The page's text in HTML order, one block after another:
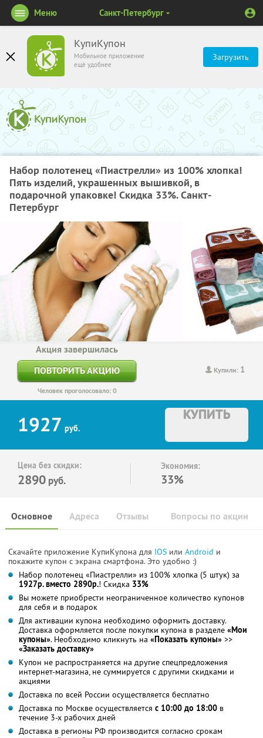
КупиКупон
Мобильное приложение
ещё удобнее
Загрузить
Меню Санкт-Петербург
Набор полотенец «Пиастрелли» из 100% хлопка!
Пять изделий, украшенных вышивкой, в
подарочной упаковке! Скидка 33%. Санкт-
Петербург
Купили: 1
Акция завершилась
ПОВТОРИТЬ АКЦИЮ
Человек проголосовало: 0
1927 руб.
КУПИТЬ
Цена без скидки:
2890 руб.
Экономия:
33%
Основное Отзывы Вопросы по акции
Адреса
Скачайте приложение КупиКупона для IOS или Android и
покажите купон с экрана смартфона. Это удобно :)
Набор полотенец «Пиастрелли» из 100% хлопка (5 штук) за
1927р. вместо 2890р.! Скидка 33%
Вы можете приобрести неограниченное количество купонов
для себя и в подарок
Для активации купона необходимо оформить доставку.
Доставка оформляется после покупки купона в разделе «Мои
купоны». Необходимо кликнуть на «Показать купоны» >>
«Заказать доставку»
Купон не распространяется на другие спецпредложения
интернет-магазина, не суммируется с другими скидками и
акциями
Доставка по всей России осуществляется бесплатно
Доставка по Москве осуществляется с 10:00 до 18:00 в
течение 3-х рабочих дней
Доставка в регионы РФ производится согласно срокам